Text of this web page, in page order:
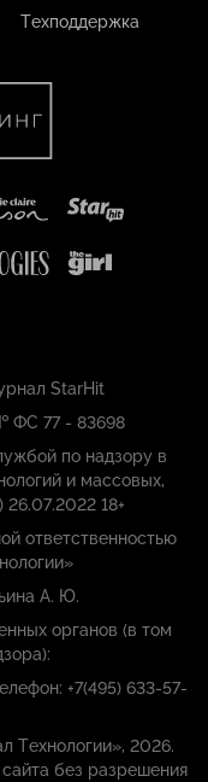
Техподдержка
StarHit
ФС 77 - 83698
по надзору в
и массовых,
18+
ответственностью
А. Ю.
органов (в том
+7(495) 633-57-
Технологии», 2026.
без разрешения